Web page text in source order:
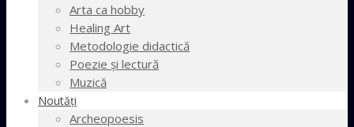
Arta ca hobby
Healing Art
Metodologie didactică
Poezie şi lectură
Muzică
Noutăţi
Archeopoesis